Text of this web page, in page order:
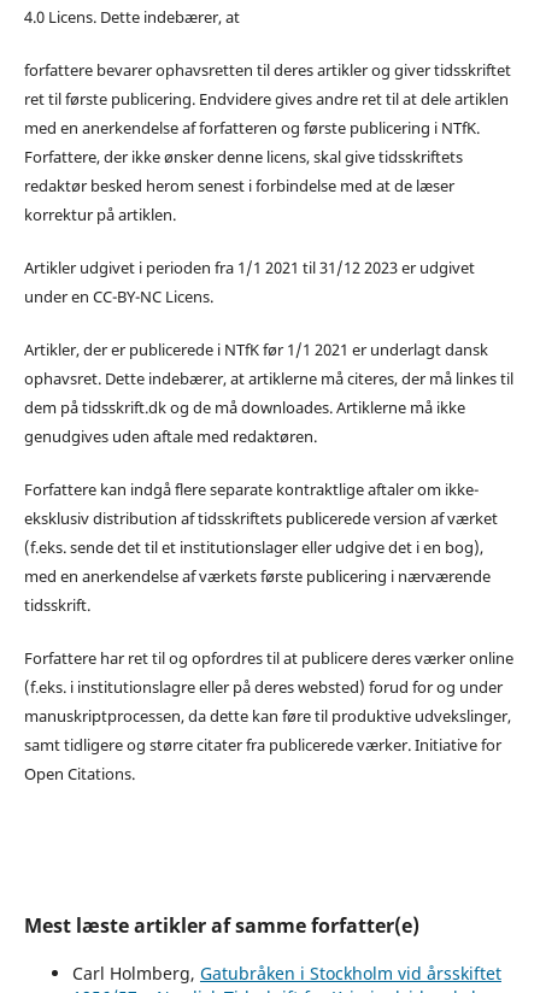
4.0 Licens. Dette indebærer, at
forfattere bevarer ophavsretten til deres artikler og giver tidsskriftet
ret til første publicering. Endvidere gives andre ret til at dele artiklen
med en anerkendelse af forfatteren og første publicering i NTfK.
Forfattere, der ikke ønsker denne licens, skal give tidsskriftets
redaktør besked herom senest i forbindelse med at de læser
korrektur på artiklen.
Artikler udgivet i perioden fra 1/1 2021 til 31/12 2023 er udgivet
under en CC-BY-NC Licens.
Artikler, der er publicerede i NTfK før 1/1 2021 er underlagt dansk
ophavsret. Dette indebærer, at artiklerne må citeres, der må linkes til
dem på tidsskrift.dk og de må downloades. Artiklerne må ikke
genudgives uden aftale med redaktøren.
Forfattere kan indgå flere separate kontraktlige aftaler om ikke-
eksklusiv distribution af tidsskriftets publicerede version af værket
(f.eks. sende det til et institutionslager eller udgive det i en bog),
med en anerkendelse af værkets første publicering i nærværende
tidsskrift.
Forfattere har ret til og opfordres til at publicere deres værker online
(f.eks. i institutionslagre eller på deres websted) forud for og under
manuskriptprocessen, da dette kan føre til produktive udvekslinger,
samt tidligere og større citater fra publicerede værker. Initiative for
Open Citations.
Mest læste artikler af samme forfatter(e)
Carl Holmberg, Gatubråken i Stockholm vid årsskiftet